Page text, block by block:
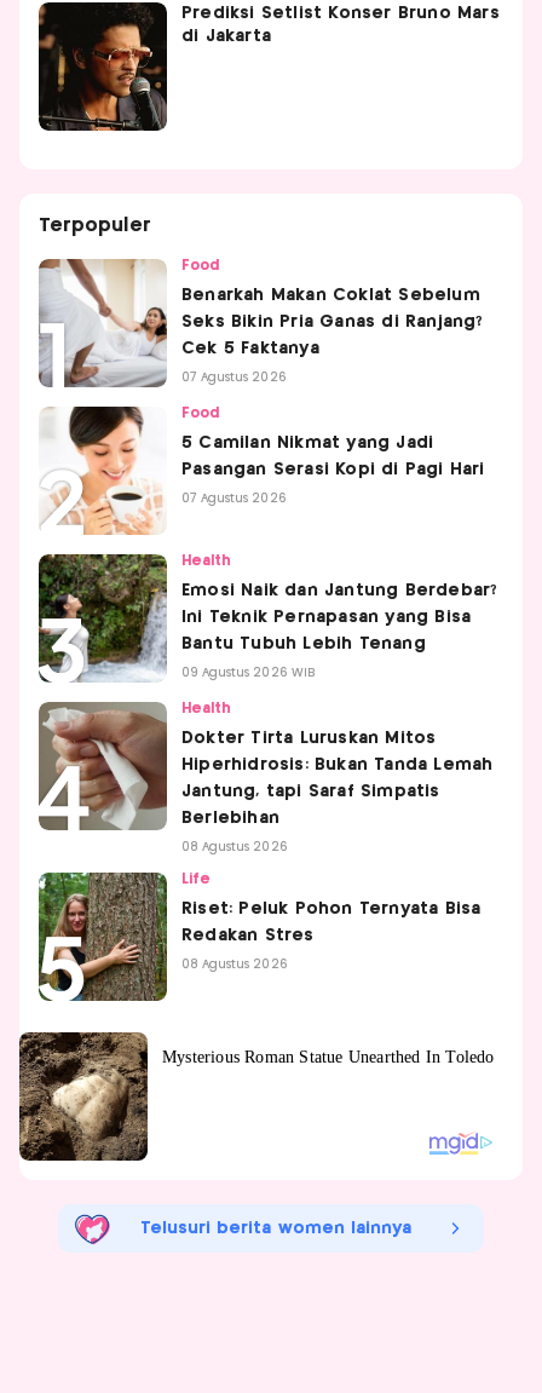
Prediksi Setlist Konser Bruno Mars
di Jakarta
Terpopuler
Food
Benarkah Makan Coklat Sebelum
Seks Bikin Pria Ganas di Ranjang?
Cek 5 Faktanya
07 Agustus 2026
Food
5 Camilan Nikmat yang Jadi
Pasangan Serasi Kopi di Pagi Hari
07 Agustus 2026
Health
Emosi Naik dan Jantung Berdebar?
Ini Teknik Pernapasan yang Bisa
Bantu Tubuh Lebih Tenang
09 Agustus 2026 WIB
Health
Dokter Tirta Luruskan Mitos
Hiperhidrosis: Bukan Tanda Lemah
Jantung, tapi Saraf Simpatis
Berlebihan
08 Agustus 2026
Life
Riset: Peluk Pohon Ternyata Bisa
Redakan Stres
08 Agustus 2026
Telusuri berita women lainnya